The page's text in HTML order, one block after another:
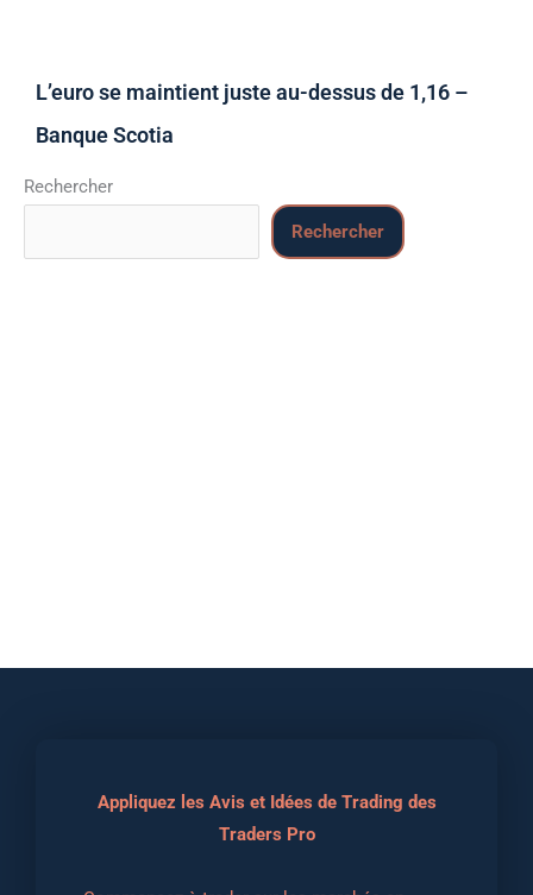
L’euro se maintient juste au-dessus de 1,16 –
Banque Scotia
Rechercher
Rechercher
Appliquez les Avis et Idées de Trading des
Traders Pro